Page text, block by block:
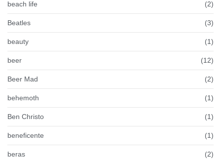
beach life (2)
Beatles (3)
beauty (1)
beer (12)
Beer Mad (2)
behemoth (1)
Ben Christo (1)
beneficente (1)
beras (2)